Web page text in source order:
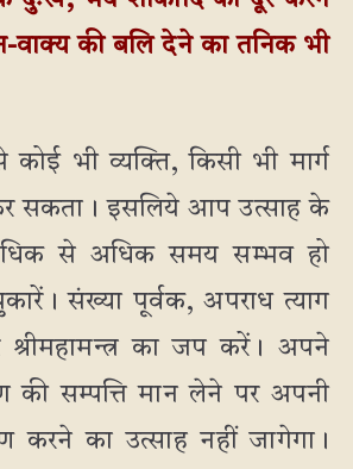
की बलि देने का तनिक भी
कोई भी व्यक्ति, किसी भी मार्ग
कर सकता। इसलिये आप उत्साह के
से अधिक समय सम्भव हो
संख्या पूर्वक, अपराध त्याग
श्रीमहामन्त्र का जप करें। अपने
की सम्पत्ति मान लेने पर अपनी
करने का उत्साह नहीं जागेगा।